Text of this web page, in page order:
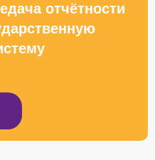
отчётности